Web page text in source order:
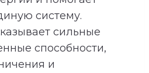
систему.
сильные
способности,
и